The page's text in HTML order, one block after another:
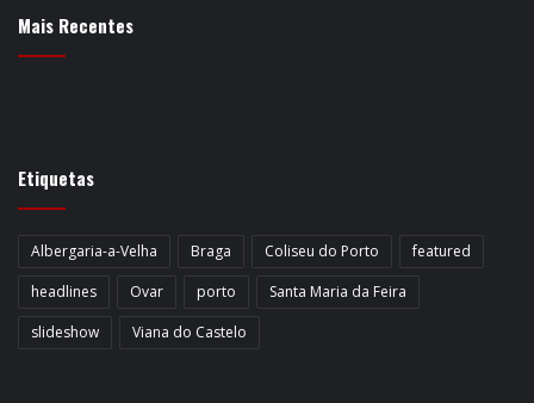
Mais Recentes
Etiquetas
Albergaria-a-Velha Braga Coliseu do Porto
featured
headlines
Ovar porto
Santa Maria da Feira
slideshow
Viana do Castelo